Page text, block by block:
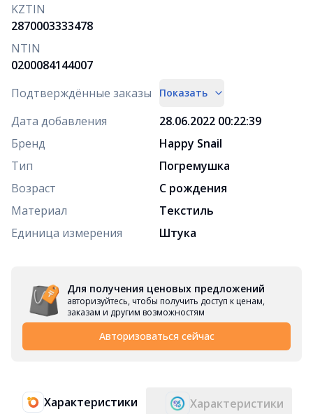
KZTIN
2870003333478
NTIN
0200084144007
Подтверждённые заказы
Показать
Дата добавления
28.06.2022 00:22:39
Бренд
Happy Snail
Тип
Погремушка
Возраст
С рождения
Материал
Текстиль
Единица измерения
Штука
Для получения ценовых предложений
авторизуйтесь, чтобы получить доступ к ценам,
заказам и другим возможностям
Авторизоваться сейчас
Характеристики Характеристики